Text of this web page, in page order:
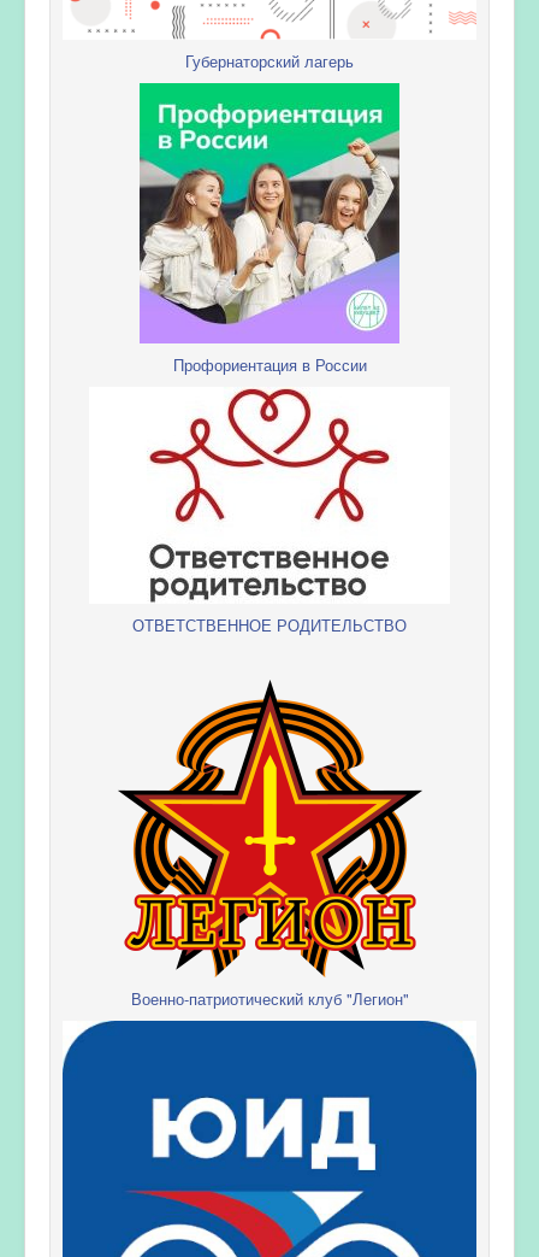
Губернаторский лагерь
Профориентация в России
ОТВЕТСТВЕННОЕ РОДИТЕЛЬСТВО
Военно-патриотический клуб "Легион"